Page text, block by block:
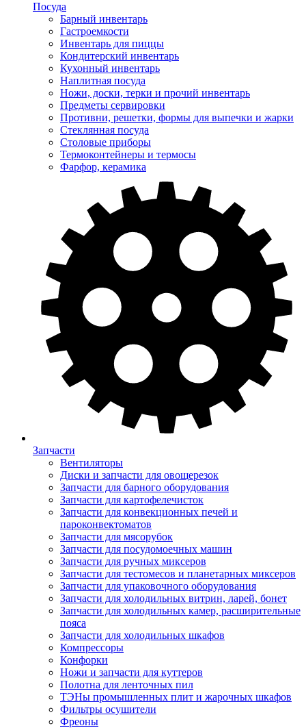
Посуда
Барный инвентарь
Гастроемкости
Инвентарь для пиццы
Кондитерский инвентарь
Кухонный инвентарь
Наплитная посуда
Ножи, доски, терки и прочий инвентарь
Предметы сервировки
Противни, решетки, формы для выпечки и жарки
Стеклянная посуда
Столовые приборы
Термоконтейнеры и термосы
Фарфор, керамика
Запчасти
Вентиляторы
Диски и запчасти для овощерезок
Запчасти для барного оборудования
Запчасти для картофелечисток
Запчасти для конвекционных печей и
пароконвектоматов
Запчасти для мясорубок
Запчасти для посудомоечных машин
Запчасти для ручных миксеров
Запчасти для тестомесов и планетарных миксеров
Запчасти для упаковочного оборудования
Запчасти для холодильных витрин, ларей, бонет
Запчасти для холодильных камер, расширительные
пояса
Запчасти для холодильных шкафов
Компрессоры
Конфорки
Ножи и запчасти для куттеров
Полотна для ленточных пил
ТЭНы промышленных плит и жарочных шкафов
Фильтры осушители
Фреоны